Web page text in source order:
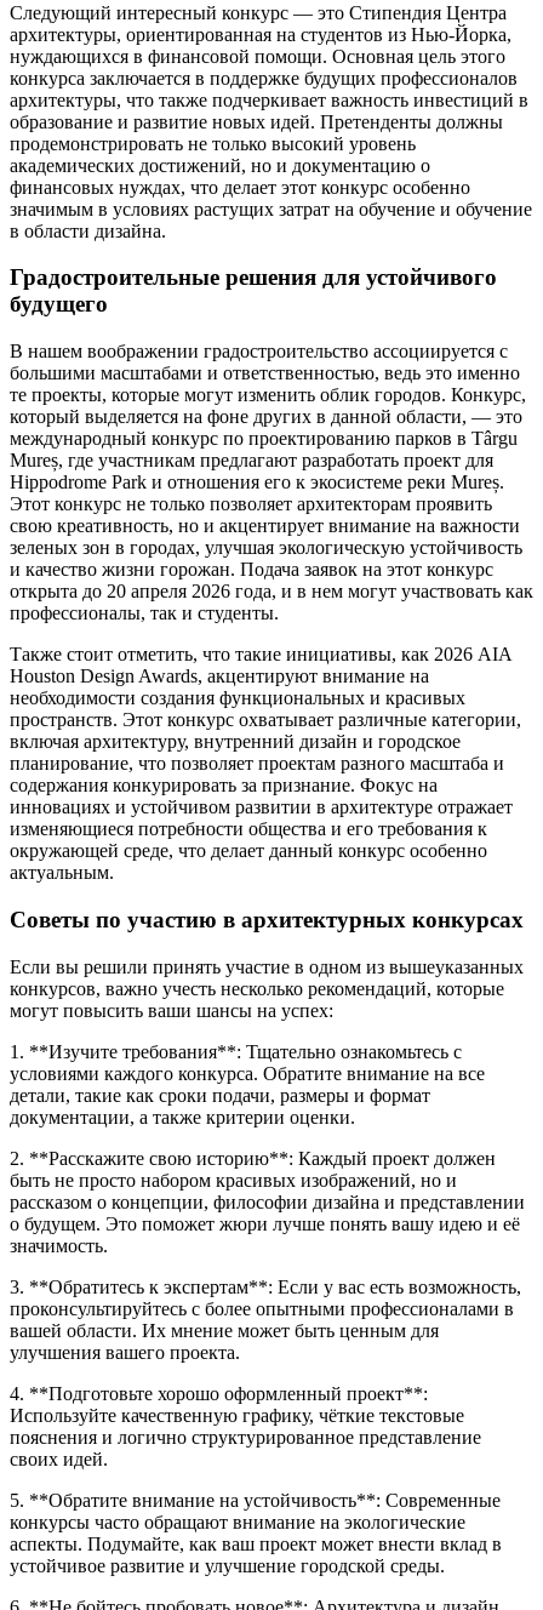
Следующий интересный конкурс — это Стипендия Центра
архитектуры, ориентированная на студентов из Нью-Йорка,
нуждающихся в финансовой помощи. Основная цель этого
конкурса заключается в поддержке будущих профессионалов
архитектуры, что также подчеркивает важность инвестиций в
образование и развитие новых идей. Претенденты должны
продемонстрировать не только высокий уровень
академических достижений, но и документацию о
финансовых нуждах, что делает этот конкурс особенно
значимым в условиях растущих затрат на обучение и обучение
в области дизайна.
Градостроительные решения для устойчивого
будущего
В нашем воображении градостроительство ассоциируется с
большими масштабами и ответственностью, ведь это именно
те проекты, которые могут изменить облик городов. Конкурс,
который выделяется на фоне других в данной области, — это
международный конкурс по проектированию парков в Тârgu
Mureș, где участникам предлагают разработать проект для
Hippodrome Park и отношения его к экосистеме реки Mureș.
Этот конкурс не только позволяет архитекторам проявить
свою креативность, но и акцентирует внимание на важности
зеленых зон в городах, улучшая экологическую устойчивость
и качество жизни горожан. Подача заявок на этот конкурс
открыта до 20 апреля 2026 года, и в нем могут участвовать как
профессионалы, так и студенты.
Также стоит отметить, что такие инициативы, как 2026 AIA
Houston Design Awards, акцентируют внимание на
необходимости создания функциональных и красивых
пространств. Этот конкурс охватывает различные категории,
включая архитектуру, внутренний дизайн и городское
планирование, что позволяет проектам разного масштаба и
содержания конкурировать за признание. Фокус на
инновациях и устойчивом развитии в архитектуре отражает
изменяющиеся потребности общества и его требования к
окружающей среде, что делает данный конкурс особенно
актуальным.
Советы по участию в архитектурных конкурсах
Если вы решили принять участие в одном из вышеуказанных
конкурсов, важно учесть несколько рекомендаций, которые
могут повысить ваши шансы на успех:
1. **Изучите требования**: Тщательно ознакомьтесь с
условиями каждого конкурса. Обратите внимание на все
детали, такие как сроки подачи, размеры и формат
документации, а также критерии оценки.
2. **Расскажите свою историю**: Каждый проект должен
быть не просто набором красивых изображений, но и
рассказом о концепции, философии дизайна и представлении
о будущем. Это поможет жюри лучше понять вашу идею и её
значимость.
3. **Обратитесь к экспертам**: Если у вас есть возможность,
проконсультируйтесь с более опытными профессионалами в
вашей области. Их мнение может быть ценным для
улучшения вашего проекта.
4. **Подготовьте хорошо оформленный проект**:
Используйте качественную графику, чёткие текстовые
пояснения и логично структурированное представление
своих идей.
5. **Обратите внимание на устойчивость**: Современные
конкурсы часто обращают внимание на экологические
аспекты. Подумайте, как ваш проект может внести вклад в
устойчивое развитие и улучшение городской среды.